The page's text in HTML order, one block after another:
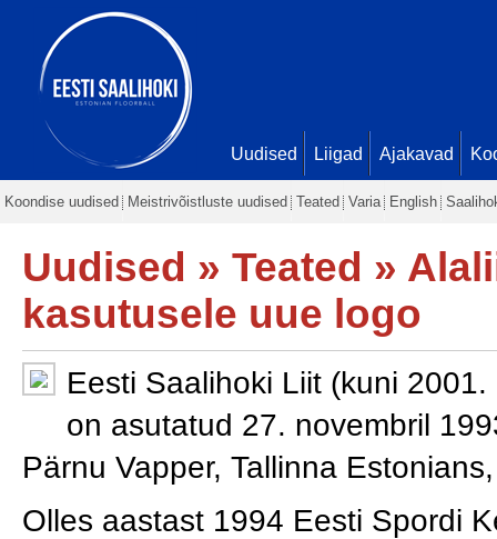
Uudised Liigad Ajakavad
Koondise uudised Meistrivõistluste uudised Teated Varia English
Uudised » Teated »
kasutusele uue logo
Eesti Saalihoki Liit (kuni
on asutatud 27. novembril
Pärnu Vapper, Tallinna
Olles aastast 1994 Eesti Spordi